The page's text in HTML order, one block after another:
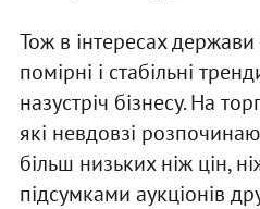
Тож в інтересах держави
помірні і стабільні
назустріч бізнесу. На
які невдовзі
більш низьких ніж цін,
підсумками аукціонів